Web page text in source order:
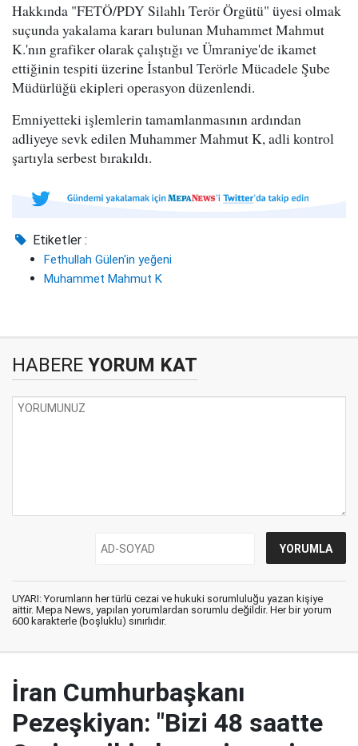
Hakkında "FETÖ/PDY Silahlı Terör Örgütü" üyesi olmak
suçunda yakalama kararı bulunan Muhammet Mahmut
K.'nın grafiker olarak çalıştığı ve Ümraniye'de ikamet
ettiğinin tespiti üzerine İstanbul Terörle Mücadele Şube
Müdürlüğü ekipleri operasyon düzenlendi.
Emniyetteki işlemlerin tamamlanmasının ardından
adliyeye sevk edilen Muhammer Mahmut K, adli kontrol
şartıyla serbest bırakıldı.
Etiketler :
Fethullah Gülen'in yeğeni
Muhammet Mahmut K
HABERE YORUM KAT
UYARI: Yorumların her türlü cezai ve hukuki sorumluluğu yazan kişiye
aittir. Mepa News, yapılan yorumlardan sorumlu değildir. Her bir yorum
600 karakterle (boşluklu) sınırlıdır.
İran Cumhurbaşkanı
Pezeşkiyan: "Bizi 48 saatte